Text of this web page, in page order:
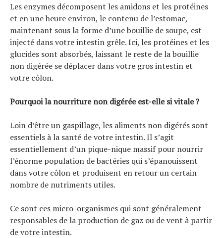
Les enzymes décomposent les amidons et les protéines
et en une heure environ, le contenu de l’estomac,
maintenant sous la forme d’une bouillie de soupe, est
injecté dans votre intestin grêle. Ici, les protéines et les
glucides sont absorbés, laissant le reste de la bouillie
non digérée se déplacer dans votre gros intestin et
votre côlon.
Pourquoi la nourriture non digérée est-elle si vitale ?
Loin d’être un gaspillage, les aliments non digérés sont
essentiels à la santé de votre intestin. Il s’agit
essentiellement d’un pique-nique massif pour nourrir
l’énorme population de bactéries qui s’épanouissent
dans votre côlon et produisent en retour un certain
nombre de nutriments utiles.
Ce sont ces micro-organismes qui sont généralement
responsables de la production de gaz ou de vent à partir
de votre intestin.